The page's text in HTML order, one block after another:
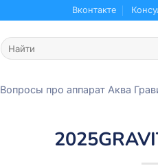
Вконтакте
Искать:
Вопросы про аппарат Аква